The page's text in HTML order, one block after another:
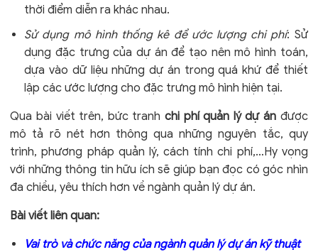
thời điểm diễn ra khác nhau.
Sử dụng mô hình thống kê để ước lượng chi phí: Sử
dụng đặc trưng của dự án để tạo nên mô hình toán,
dựa vào dữ liệu những dự án trong quá khứ để thiết
lập các ước lượng cho đặc trưng mô hình hiện tại.
Qua bài viết trên, bức tranh chi phí quản lý dự án được
mô tả rõ nét hơn thông qua những nguyên tắc, quy
trình, phương pháp quản lý, cách tính chi phí,…Hy vọng
với những thông tin hữu ích sẽ giúp bạn đọc có góc nhìn
đa chiều, yêu thích hơn về ngành quản lý dự án.
Bài viết liên quan:
Vai trò và chức năng của ngành quản lý dự án kỹ thuật